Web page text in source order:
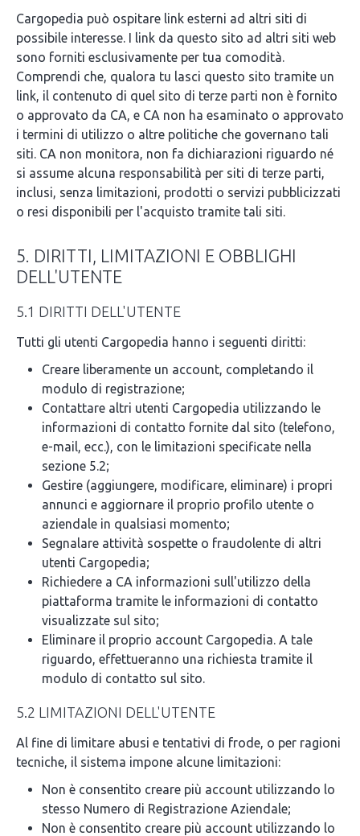
Cargopedia può ospitare link esterni ad altri siti di
possibile interesse. I link da questo sito ad altri siti web
sono forniti esclusivamente per tua comodità.
Comprendi che, qualora tu lasci questo sito tramite un
link, il contenuto di quel sito di terze parti non è fornito
o approvato da CA, e CA non ha esaminato o approvato
i termini di utilizzo o altre politiche che governano tali
siti. CA non monitora, non fa dichiarazioni riguardo né
si assume alcuna responsabilità per siti di terze parti,
inclusi, senza limitazioni, prodotti o servizi pubblicizzati
o resi disponibili per l'acquisto tramite tali siti.
5. DIRITTI, LIMITAZIONI E OBBLIGHI
DELL'UTENTE
5.1 DIRITTI DELL'UTENTE
Tutti gli utenti Cargopedia hanno i seguenti diritti:
Creare liberamente un account, completando il
modulo di registrazione;
Contattare altri utenti Cargopedia utilizzando le
informazioni di contatto fornite dal sito (telefono,
e-mail, ecc.), con le limitazioni specificate nella
sezione 5.2;
Gestire (aggiungere, modificare, eliminare) i propri
annunci e aggiornare il proprio profilo utente o
aziendale in qualsiasi momento;
Segnalare attività sospette o fraudolente di altri
utenti Cargopedia;
Richiedere a CA informazioni sull'utilizzo della
piattaforma tramite le informazioni di contatto
visualizzate sul sito;
Eliminare il proprio account Cargopedia. A tale
riguardo, effettueranno una richiesta tramite il
modulo di contatto sul sito.
5.2 LIMITAZIONI DELL'UTENTE
Al fine di limitare abusi e tentativi di frode, o per ragioni
tecniche, il sistema impone alcune limitazioni:
Non è consentito creare più account utilizzando lo
stesso Numero di Registrazione Aziendale;
Non è consentito creare più account utilizzando lo